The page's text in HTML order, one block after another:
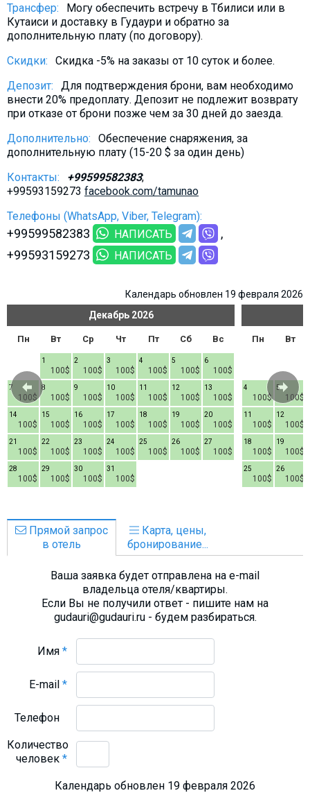
Трансфер:
Могу обеспечить встречу в Тбилиси или в
Кутаиси и доставку в Гудаури и обратно за
дополнительную плату (по договору).
Скидки:
Скидка -5% на заказы от 10 суток и более.
Депозит:
Для подтверждения брони, вам необходимо
внести 20% предоплату. Депозит не подлежит возврату
при отказе от брони позже чем за 30 дней до заезда.
Дополнительно:
Обеспечение снаряжения, за
дополнительную плату (15-20 $ за один день)
Контакты:
+99599582383;
+99593159273 facebook.com/tamunao
Телефоны (WhatsApp, Viber, Telegram):
+99599582383 НАПИСАТЬ
+99593159273 НАПИСАТЬ
Календарь обновлен 19 февраля 2026
Декабрь 2026
Пн Вт Ср Чт Пт Сб Вс
100$
1
100$
2
100$
3
100$
4
100$
5
100$
6
100$
7
100$
8
100$
9
100$
10
100$
11
100$
12
100$
13
100$
14
100$
15
100$
16
100$
17
100$
18
100$
19
100$
20
100$
21
100$
22
100$
23
100$
24
100$
25
100$
26
100$
27
100$
28
100$
29
100$
30
100$
31
Пн Вт
100$
4
100$
5
100$
11
100$
12
100$
18
100$
19
100$
25
100$
26
Прямой запрос
в отель
Карта, цены,
бронирование...
Ваша заявка будет отправлена на e-mail
владельца отеля/квартиры.
Если Вы не получили ответ - пишите нам на
gudauri@gudauri.ru - будем разбираться.
Имя*
E-mail*
Телефон
Количество
человек*
Календарь обновлен 19 февраля 2026